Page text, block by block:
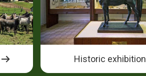
Historic exhibition